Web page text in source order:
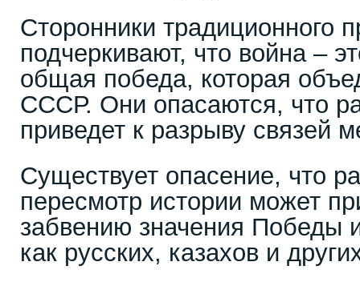
Сторонники традиционного
подчеркивают, что война –
общая победа, которая
СССР. Они опасаются, что
приведет к разрыву связей
Существует опасение, что
пересмотр истории может
забвению значения Победы
как русских, казахов и